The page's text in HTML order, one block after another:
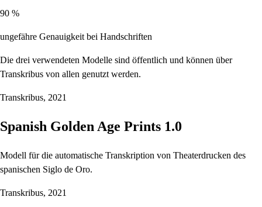
90 %
ungefähre Genauigkeit bei Handschriften
Die drei verwendeten Modelle sind öffentlich und können über
Transkribus von allen genutzt werden.
Transkribus, 2021
Spanish Golden Age Prints 1.0
Modell für die automatische Transkription von Theaterdrucken des
spanischen Siglo de Oro.
Transkribus, 2021